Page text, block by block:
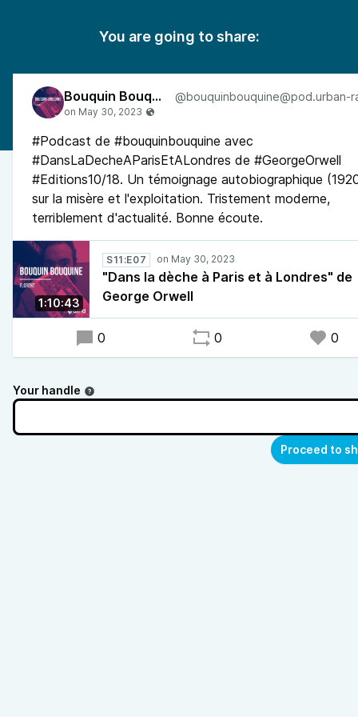
You are going to share:
Bouquin Bouquine
#Podcast de #bouquinbouquine avec
#DansLaDecheAParisEtALondres de #GeorgeOrwell
#Editions10/18. Un témoignage autobiographique
sur la misère et l'exploitation. Tristement moderne,
terriblement d'actualité. Bonne écoute.
1:10:43
S11:E07
"Dans la dèche à Paris et à Londres" de
George Orwell
0 0 0
Your handle
Proceed to